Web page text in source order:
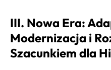
III. Nowa Era:
Modernizacja i
Szacunkiem dla